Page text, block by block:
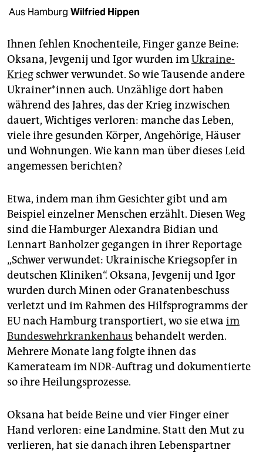
unterstützen
abo
genossenschaft
epaper login
Aus Hamburg Wilfried Hippen
Ihnen fehlen Knochenteile, Finger ganze Beine:
Oksana, Jevgenij und Igor wurden imUkraine-
Krieg schwer verwundet. So wie Tausende andere
Ukrai­ne­r*in­nen auch. Unzählige dort haben
während des Jahres, das der Krieg inzwischen
dauert, Wichtiges verloren: manche das Leben,
viele ihre gesunden Körper, Angehörige, Häuser
und Wohnungen. Wie kann man über dieses Leid
angemessen berichten?
Etwa, indem man ihm Gesichter gibt und am
Beispiel einzelner Menschen erzählt. Diesen Weg
sind die Hamburger Alexandra Bidian und
Lennart Banholzer gegangen in ihrer Reportage
„Schwer verwundet: Ukrainische Kriegsopfer in
deutschen Kliniken“. Oksana, Jevgenij und Igor
wurden durch Minen oder Granatenbeschuss
verletzt und im Rahmen des Hilfsprogramms der
EU nach Hamburg transportiert, wo sie etwa im
Bundeswehrkrankenhaus behandelt werden.
Mehrere Monate lang folgte ihnen das
Kamerateam im NDR-Auftrag und dokumentierte
so ihre Heilungsprozesse.
Oksana hat beide Beine und vier Finger einer
Hand verloren: eine Landmine. Statt den Mut zu
verlieren, hat sie danach ihren Lebenspartner